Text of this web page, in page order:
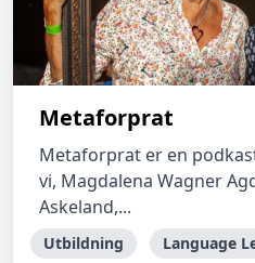
Metaforprat
Metaforprat er en
vi, Magdalena Wagner
Askeland,...
Utbildning Language